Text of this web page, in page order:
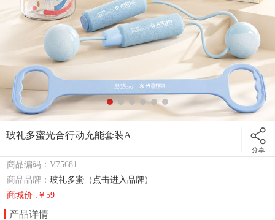
玻礼多蜜光合行动充能套装A
商品编码：V75681
商品品牌：玻礼多蜜（点击进入品牌）
商城价 :￥59
产品详情